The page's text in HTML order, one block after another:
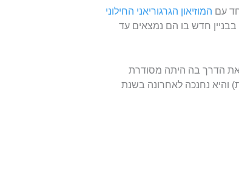
עם המוזיאון הגרגוריאני החילוני
בבניין חדש בו הם נמצאים עד
את הדרך בה היתה מסודרת
והיא נחנכה לאחרונה בשנת